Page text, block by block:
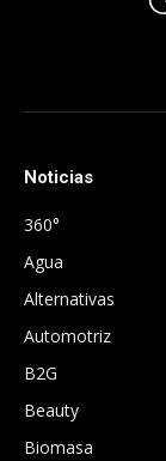
Noticias
360°
Agua
Alternativas
Automotriz
B2G
Beauty
Biomasa